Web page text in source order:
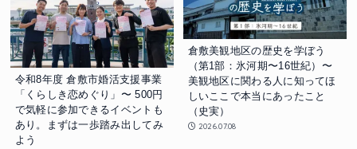
令和8年度 倉敷市婚活支援事業
「くらしき恋めぐり」〜 500円
で気軽に参加できるイベントも
あり。まずは一歩踏み出してみ
よう
倉敷美観地区の歴史を学ぼう
（第1部：氷河期〜16世紀）〜
美観地区に関わる人に知ってほ
しいここで本当にあったこと
（史実）
2026.07.08